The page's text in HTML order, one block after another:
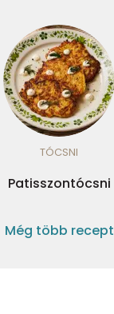
TÓCSNI
Patisszontócsni
Még több recept